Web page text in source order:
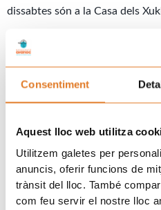
Consentiment
Aquest lloc web utilitza
Utilitzem galetes per
anuncis, oferir funcions de
trànsit del lloc. També
com feu servir el nostre lloc
dissabtes són a la Casa dels
Però la jornada no va acabar
sumar al grup d’adolescents i
del “Posa’t la Gorra!” al Palau
organitzada amb motiu de
Prev
ANTERIOR
Uneix-te a la família